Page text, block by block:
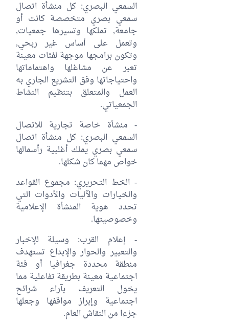
السمعي البصري: كل منشأة اتصال
سمعي بصري متخصصة كانت أو
جامعة, تملكها وتسيرها جمعيات,
وتعمل على أساس غير ربحي,
وتكون برامجها موجهة لفئات معينة
تعبر عن مشاغلها واهتماماتها
واحتياجاتها وفق التشريع الجاري به
العمل والمتعلق بتنظيم النشاط
الجمعياتي.
- منشأة خاصة تجارية للاتصال
السمعي البصري: كل منشأة اتصال
سمعي بصري يملك أغلبية رأسمالها
خواص مهما كان شكلها.
- الخط التحريري: مجموع القواعد
والخيارات والآليات والأدوات التي
تحدد هوية المنشأة الإعلامية
وخصوصيتها.
- إعلام القرب: وسيلة للإخبار
والتعبير والحوار والإبداع تستهدف
منطقة محددة جغرافيا أو فئة
اجتماعية معينة بطريقة تفاعلية مما
يخول التعريف بآراء شرائح
اجتماعية وإبراز مواقفها وجعلها
جزءا من النقاش العام.